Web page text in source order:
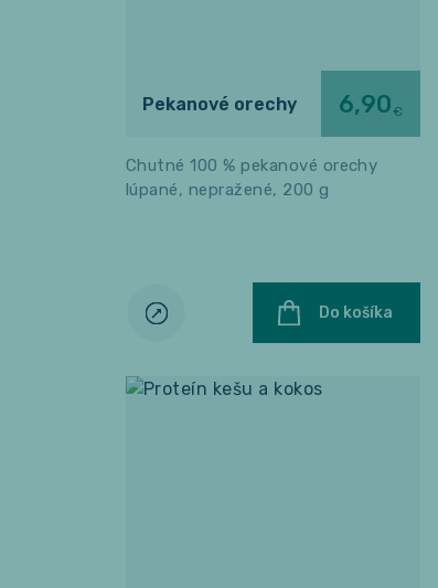
Pekanové orechy 6,90€
Chutné 100 % pekanové orechy
lúpané, nepražené, 200 g
Do košíka